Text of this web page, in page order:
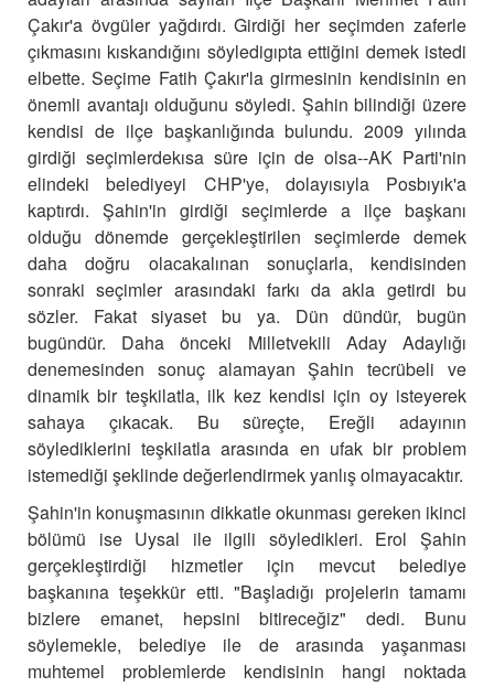
Çakır'a övgüler yağdırdı. Girdiği her seçimden zaferle
çıkmasını kıskandığını söyledigıpta ettiğini demek istedi
elbette. Seçime Fatih Çakır'la girmesinin kendisinin en
önemli avantajı olduğunu söyledi. Şahin bilindiği üzere
kendisi de ilçe başkanlığında bulundu. 2009 yılında
girdiği seçimlerdekısa süre için de olsa--AK Parti'nin
elindeki belediyeyi CHP'ye, dolayısıyla Posbıyık'a
kaptırdı. Şahin'in girdiği seçimlerde a ilçe başkanı
olduğu dönemde gerçekleştirilen seçimlerde demek
daha doğru olacakalınan sonuçlarla, kendisinden
sonraki seçimler arasındaki farkı da akla getirdi bu
sözler.
Fakat siyaset bu ya. Dün dündür, bugün
bugündür. Daha önceki Milletvekili Aday Adaylığı
denemesinden sonuç alamayan Şahin tecrübeli ve
dinamik bir teşkilatla, ilk kez kendisi için oy isteyerek
sahaya çıkacak. Bu süreçte, Ereğli adayının
söylediklerini teşkilatla arasında en ufak bir problem
istemediği şeklinde değerlendirmek yanlış olmayacaktır.
Şahin'in konuşmasının dikkatle okunması gereken ikinci
bölümü ise Uysal ile ilgili söyledikleri. Erol Şahin
gerçekleştirdiği hizmetler için mevcut belediye
başkanına teşekkür etti. "Başladığı projelerin tamamı
bizlere emanet, hepsini bitireceğiz" dedi. Bunu
söylemekle, belediye ile de arasında yaşanması
muhtemel problemlerde kendisinin hangi noktada